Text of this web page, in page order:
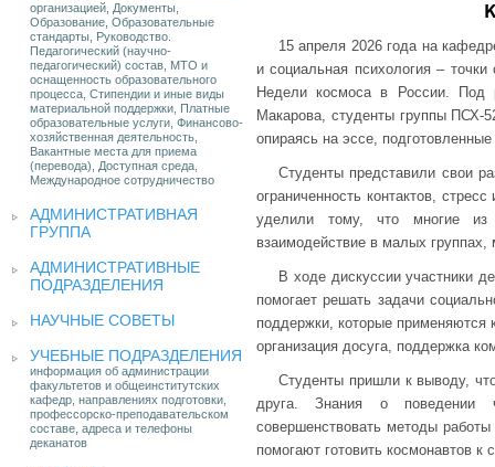
организацией, Документы,
Образование, Образовательные
стандарты, Руководство.
Педагогический (научно-
педагогический) состав, МТО и
оснащенность образовательного
процесса, Стипендии и иные виды
материальной поддержки, Платные
образовательные услуги, Финансово-
хозяйственная деятельность,
Вакантные места для приема
(перевода), Доступная среда,
Международное сотрудничество
АДМИНИСТРАТИВНАЯ
ГРУППА
АДМИНИСТРАТИВНЫЕ
ПОДРАЗДЕЛЕНИЯ
НАУЧНЫЕ СОВЕТЫ
УЧЕБНЫЕ ПОДРАЗДЕЛЕНИЯ
информация об администрации
факультетов и общеинститутских
кафедр, направлениях подготовки,
профессорско-преподавательском
составе, адреса и телефоны
деканатов
15 апреля 2026 года на
и социальная психология –
Недели космоса в России. Под
Макарова, студенты группы ПСХ-
опираясь на эссе,
Студенты представили свои
ограниченность контактов,
уделили тому, что многие из
взаимодействие в малых
В ходе дискуссии участники
помогает решать задачи
поддержки, которые применяются
организация досуга, поддержка
Студенты пришли к выводу,
друга. Знания о поведении
совершенствовать методы
помогают готовить космонавтов